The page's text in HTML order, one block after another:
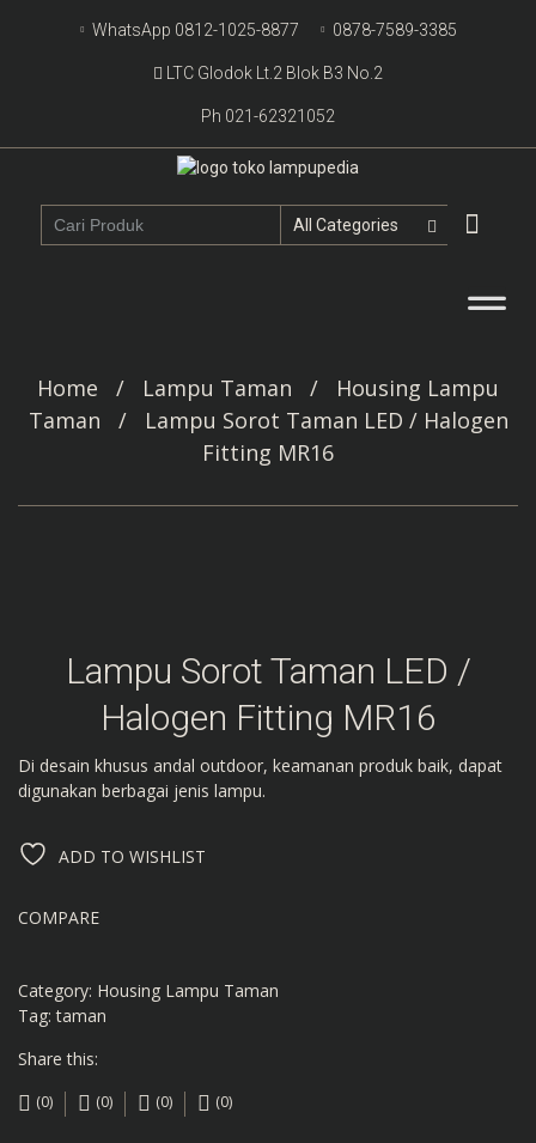
Skip
content
WhatsApp 0812-1025-8877 0878-7589-3385
LTC Glodok Lt.2 Blok B3 No.2
Ph 021-62321052
Home / Lampu Taman /
Housing Lampu
Taman
/
Lampu Sorot Taman LED / Halogen
Fitting MR16
Lampu Sorot Taman LED /
Halogen Fitting MR16
Di desain khusus andal outdoor, keamanan produk baik, dapat
digunakan berbagai jenis lampu.
ADD TO WISHLIST
COMPARE
Category: Housing Lampu Taman
Tag:taman
Share this:
(0) (0) (0) (0)